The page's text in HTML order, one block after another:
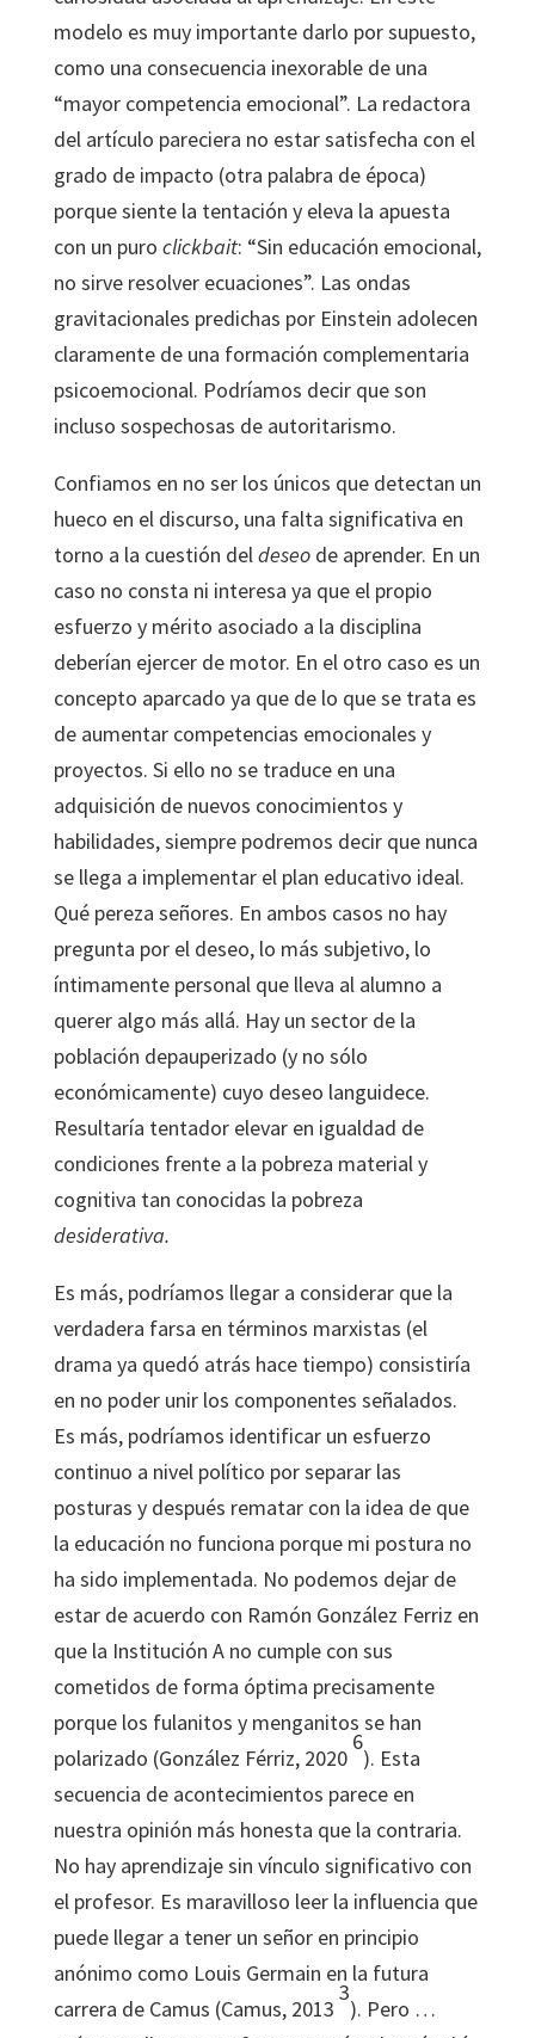
modelo es muy importante darlo por supuesto,
como una consecuencia inexorable de una
“mayor competencia emocional”. La redactora
del artículo pareciera no estar satisfecha con el
grado de impacto (otra palabra de época)
porque siente la tentación y eleva la apuesta
con un puro clickbait: “Sin educación emocional,
no sirve resolver ecuaciones”. Las ondas
gravitacionales predichas por Einstein adolecen
claramente de una formación complementaria
psicoemocional. Podríamos decir que son
incluso sospechosas de autoritarismo.
Confiamos en no ser los únicos que detectan un
hueco en el discurso, una falta significativa en
torno a la cuestión deldeseo de aprender. En un
caso no consta ni interesa ya que el propio
esfuerzo y mérito asociado a la disciplina
deberían ejercer de motor. En el otro caso es un
concepto aparcado ya que de lo que se trata es
de aumentar competencias emocionales y
proyectos. Si ello no se traduce en una
adquisición de nuevos conocimientos y
habilidades, siempre podremos decir que nunca
se llega a implementar el plan educativo ideal.
Qué pereza señores. En ambos casos no hay
pregunta por el deseo, lo más subjetivo, lo
íntimamente personal que lleva al alumno a
querer algo más allá. Hay un sector de la
población depauperizado (y no sólo
económicamente) cuyo deseo languidece.
Resultaría tentador elevar en igualdad de
condiciones frente a la pobreza material y
cognitiva tan conocidas la pobreza
desiderativa.
Es más, podríamos llegar a considerar que la
verdadera farsa en términos marxistas (el
drama ya quedó atrás hace tiempo) consistiría
en no poder unir los componentes señalados.
Es más, podríamos identificar un esfuerzo
continuo a nivel político por separar las
posturas y después rematar con la idea de que
la educación no funciona porque mi postura no
ha sido implementada. No podemos dejar de
estar de acuerdo con Ramón González Ferriz en
que la Institución A no cumple con sus
cometidos de forma óptima precisamente
porque los fulanitos y menganitos se han
polarizado (González Férriz, 2020
6
). Esta
secuencia de acontecimientos parece en
nuestra opinión más honesta que la contraria.
No hay aprendizaje sin vínculo significativo con
el profesor. Es maravilloso leer la influencia que
puede llegar a tener un señor en principio
anónimo como Louis Germain en la futura
carrera de Camus (Camus, 2013
3
). Pero …